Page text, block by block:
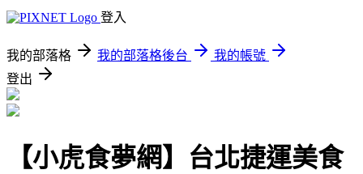
登入
我的部落格 我的部落格後台
我的帳號
登出
【小虎食夢網】台北捷運美食